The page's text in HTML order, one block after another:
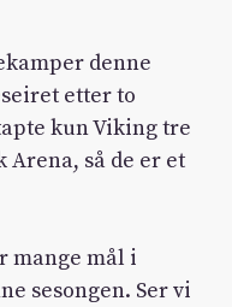
denne
etter to
kun Viking tre
Arena, så de er et
mange mål i
sesongen. Ser vi